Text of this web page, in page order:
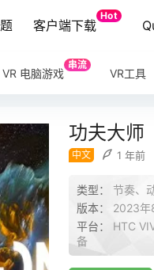
客户端下载
Hot
电脑游戏
串流
VR工具
功夫大师
中文 1 年前
类型： 节奏、
版本： 2023年
平台： HTC
备